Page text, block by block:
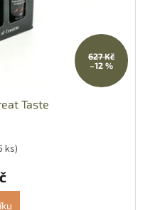
627 Kč
–12 %
Taste
ks)